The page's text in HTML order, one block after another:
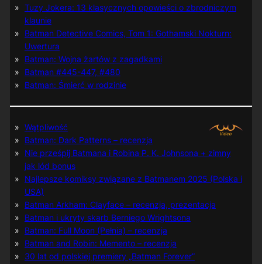
Tuzy Jokera: 13 klasycznych opowieści o zbrodniczym
klaunie
Batman Detective Comics, Tom 1: Gothamski Nokturn:
Uwertura
Batman: Wojna żartów z zagadkami
Batman #445-447, #480
Batman: Śmierć w rodzinie
Wątpliwość
Batman: Dark Patterns – recenzja
Nie prześpij Batmana i Robina P. K. Johnsona + zimny
jak lód bonus
Najlepsze komiksy związane z Batmanem 2025 (Polska i
USA)
Batman Arkham: Clayface – recenzja, prezentacja
Batman i ukryty skarb Berniego Wrightsona
Batman: Full Moon (Pełnia) – recenzja
Batman and Robin: Memento – recenzja
30 lat od polskiej premiery „Batman Forever”